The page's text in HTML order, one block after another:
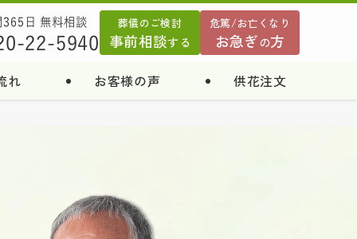
れ お客様の声 供花注文
365日 無料相談
22-5940
葬儀のご検討
事前相談する
危篤/お亡くなり
お急ぎの方